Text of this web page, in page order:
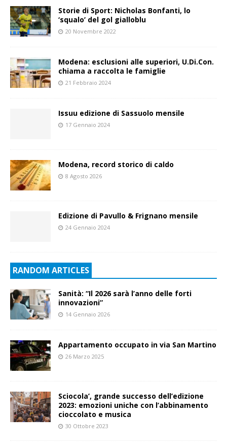
Storie di Sport: Nicholas Bonfanti, lo
‘squalo’ del gol gialloblu
20 Novembre 2022
Modena: esclusioni alle superiori, U.Di.Con.
chiama a raccolta le famiglie
21 Febbraio 2024
Issuu edizione di Sassuolo mensile
17 Gennaio 2024
Modena, record storico di caldo
8 Agosto 2026
Edizione di Pavullo & Frignano mensile
24 Gennaio 2024
RANDOM ARTICLES
Sanità: “Il 2026 sarà l’anno delle forti
innovazioni”
14 Gennaio 2026
Appartamento occupato in via San Martino
26 Marzo 2025
Sciocola’, grande successo dell’edizione
2023: emozioni uniche con l’abbinamento
cioccolato e musica
30 Ottobre 2023